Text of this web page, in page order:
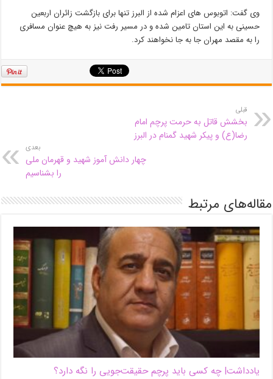
وی گفت: اتوبوس های اعزام شده از البرز تنها برای بازگشت زائران اربعین
حسینی به این استان تامین شده و در مسیر رفت نیز به هیچ عنوان مسافری
را به مقصد مهران جا به جا نخواهند کرد.
قبلی
بخشش قاتل به حرمت پرچم امام
رضا(ع) و پیکر شهید گمنام در البرز
بعدی
چهار دانش آموز شهید و قهرمان ملی
را بشناسیم
مقاله‌های مرتبط
یادداشت| ‌چه کسی باید پرچم حقیقت‌جویی را نگه دارد؟